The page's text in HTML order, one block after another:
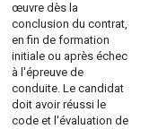
œuvre dès la
conclusion du contrat,
en fin de formation
initiale ou après échec
à l'épreuve de
conduite. Le candidat
doit avoir réussi le
code et l'évaluation de